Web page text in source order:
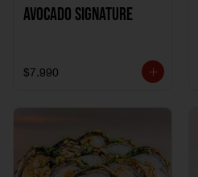
AVOCADO SIGNATURE
$7.990